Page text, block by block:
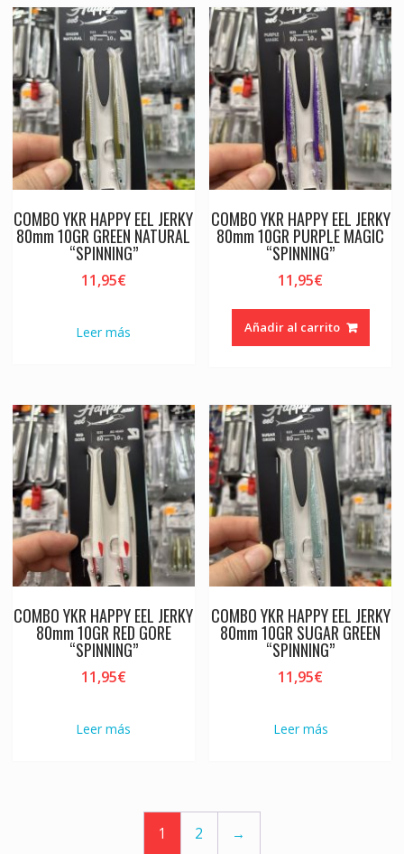
COMBO YKR HAPPY EEL JERKY
80mm 10GR GREEN NATURAL
“SPINNING”
11,95€
Leer más
COMBO YKR HAPPY EEL JERKY
80mm 10GR PURPLE MAGIC
“SPINNING”
11,95€
Añadir al carrito
COMBO YKR HAPPY EEL JERKY
80mm 10GR RED GORE
“SPINNING”
11,95€
Leer más
COMBO YKR HAPPY EEL JERKY
80mm 10GR SUGAR GREEN
“SPINNING”
11,95€
Leer más
1 2 →